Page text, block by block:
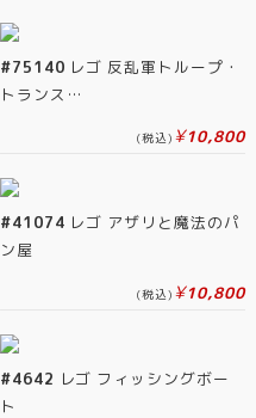
#75140 レゴ 反乱軍トループ・
トランス…
(税込) ¥10,800
#41074 レゴ アザリと魔法のパ
ン屋
(税込) ¥10,800
#4642 レゴ フィッシングボー
ト